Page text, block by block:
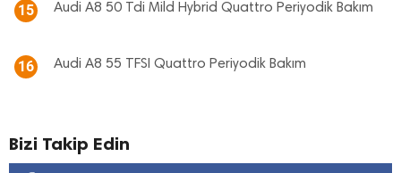
15 Audi A8 50 Tdi Mild Hybrid Quattro Periyodik Bakım
16 Audi A8 55 TFSI Quattro Periyodik Bakım
Bizi Takip Edin